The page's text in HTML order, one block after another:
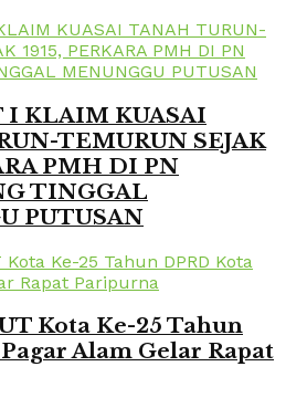
I KLAIM KUASAI
TEMURUN SEJAK
PMH DI PN
TINGGAL
PUTUSAN
Kota Ke-25 Tahun
Alam Gelar Rapat